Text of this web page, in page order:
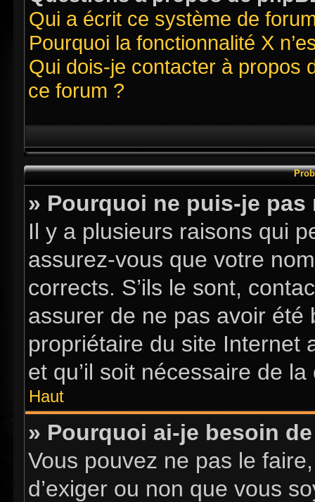
Qui a écrit ce système de
Pourquoi la fonctionnalité X
Qui dois-je contacter à propos
ce forum ?
» Pourquoi ne puis-je pas
Il y a plusieurs raisons qui
assurez-vous que votre
corrects. S’ils le sont,
assurer de ne pas avoir
propriétaire du site Internet
et qu’il soit nécessaire de la
Haut
» Pourquoi ai-je besoin
Vous pouvez ne pas le
d’exiger ou non que vous